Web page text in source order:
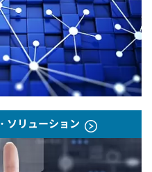
ソリューション